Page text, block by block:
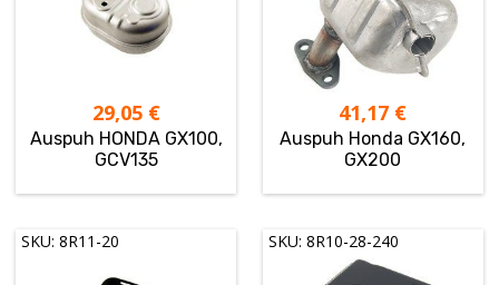
29,05 €
Auspuh HONDA GX100,
GCV135
41,17 €
Auspuh Honda GX160,
GX200
SKU: 8R11-20 SKU: 8R10-28-240